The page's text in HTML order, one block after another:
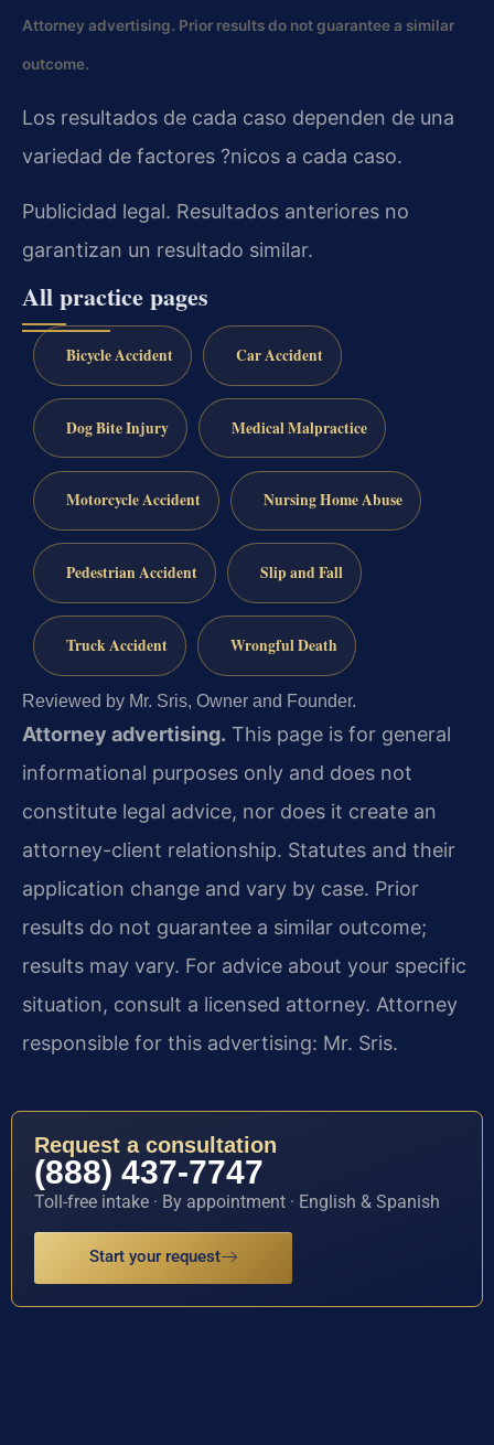
Attorney advertising. Prior results do not guarantee a similar
outcome.
Los resultados de cada caso dependen de una
variedad de factores ?nicos a cada caso.
Publicidad legal. Resultados anteriores no
garantizan un resultado similar.
All practice pages
Bicycle Accident Car Accident
Dog Bite Injury Medical Malpractice
Motorcycle Accident Nursing Home Abuse
Pedestrian Accident Slip and Fall
Truck Accident Wrongful Death
Reviewed by Mr. Sris, Owner and Founder.
Attorney advertising. This page is for general
informational purposes only and does not
constitute legal advice, nor does it create an
attorney-client relationship. Statutes and their
application change and vary by case. Prior
results do not guarantee a similar outcome;
results may vary. For advice about your specific
situation, consult a licensed attorney. Attorney
responsible for this advertising: Mr. Sris.
Request a consultation
(888) 437-7747
Toll-free intake · By appointment · English & Spanish
Start your request